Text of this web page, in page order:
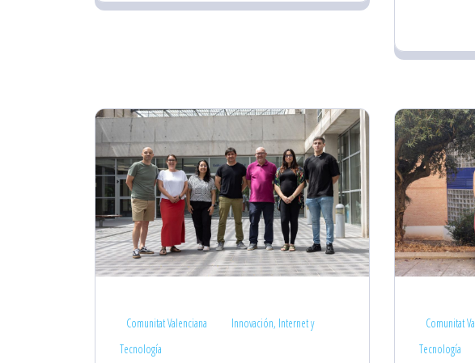
Comunitat Valenciana
Innovación, Internet y
Tecnología
Comunitat
Tecnología